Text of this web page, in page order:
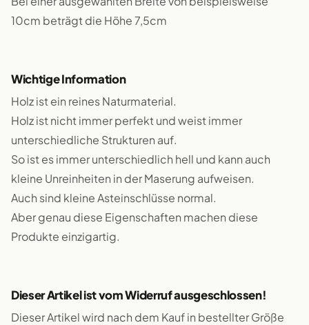
10cm beträgt die Höhe 7,5cm
Wichtige Information
Holz ist ein reines Naturmaterial.
Holz ist nicht immer perfekt und weist immer
unterschiedliche Strukturen auf.
So ist es immer unterschiedlich hell und kann auch
kleine Unreinheiten in der Maserung aufweisen.
Auch sind kleine Asteinschlüsse normal.
Aber genau diese Eigenschaften machen diese
Produkte einzigartig.
Dieser Artikel ist vom Widerruf ausgeschlossen!
Dieser Artikel wird nach dem Kauf in bestellter Größe